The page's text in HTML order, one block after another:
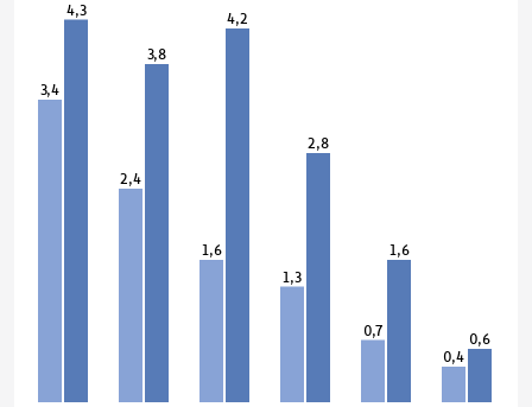
3,4
4,3
2,4
3,8
1,6
4,2
1,3
2,8
0,7
1,6
0,4
0,6